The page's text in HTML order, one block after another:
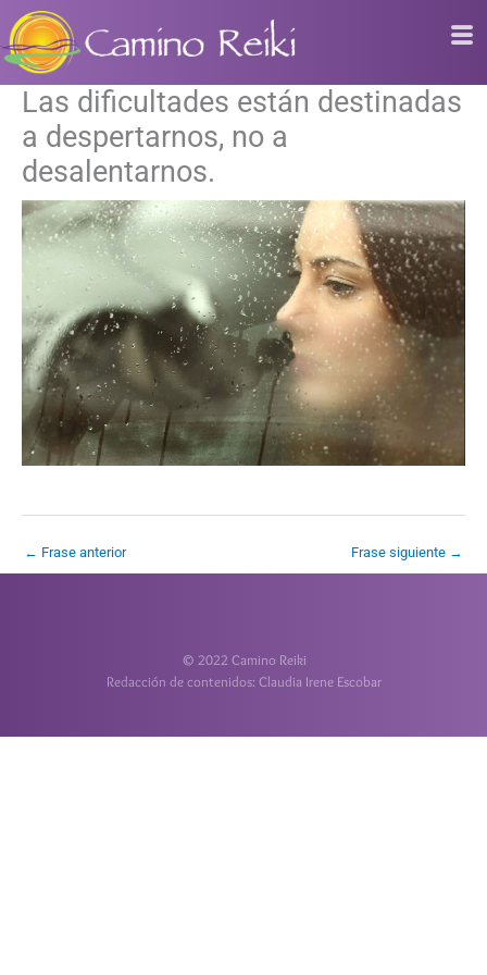
al
contenido
Las dificultades están destinadas
a despertarnos, no a
desalentarnos.
← Frase anterior Frase siguiente →
© 2022 Camino Reiki
Redacción de contenidos: Claudia Irene Escobar